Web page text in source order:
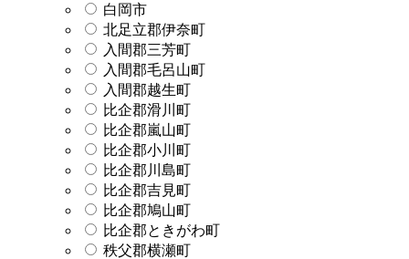
白岡市
北足立郡伊奈町
入間郡三芳町
入間郡毛呂山町
入間郡越生町
比企郡滑川町
比企郡嵐山町
比企郡小川町
比企郡川島町
比企郡吉見町
比企郡鳩山町
比企郡ときがわ町
秩父郡横瀬町